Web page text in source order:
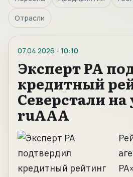
Отрасли
07.04.2026 - 10:10
Эксперт РА
кредитный
Северстали на
ruAАA